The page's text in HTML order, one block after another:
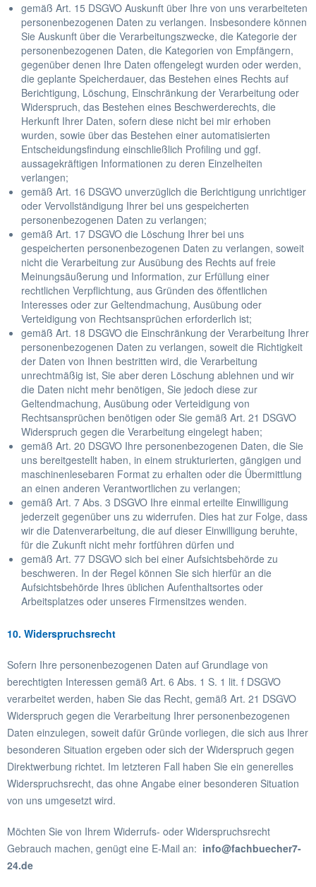
gemäß Art. 15 DSGVO Auskunft über Ihre von uns verarbeiteten
personenbezogenen Daten zu verlangen. Insbesondere können
Sie Auskunft über die Verarbeitungszwecke, die Kategorie der
personenbezogenen Daten, die Kategorien von Empfängern,
gegenüber denen Ihre Daten offengelegt wurden oder werden,
die geplante Speicherdauer, das Bestehen eines Rechts auf
Berichtigung, Löschung, Einschränkung der Verarbeitung oder
Widerspruch, das Bestehen eines Beschwerderechts, die
Herkunft Ihrer Daten, sofern diese nicht bei mir erhoben
wurden, sowie über das Bestehen einer automatisierten
Entscheidungsfindung einschließlich Profiling und ggf.
aussagekräftigen Informationen zu deren Einzelheiten
verlangen;
gemäß Art. 16 DSGVO unverzüglich die Berichtigung unrichtiger
oder Vervollständigung Ihrer bei uns gespeicherten
personenbezogenen Daten zu verlangen;
gemäß Art. 17 DSGVO die Löschung Ihrer bei uns
gespeicherten personenbezogenen Daten zu verlangen, soweit
nicht die Verarbeitung zur Ausübung des Rechts auf freie
Meinungsäußerung und Information, zur Erfüllung einer
rechtlichen Verpflichtung, aus Gründen des öffentlichen
Interesses oder zur Geltendmachung, Ausübung oder
Verteidigung von Rechtsansprüchen erforderlich ist;
gemäß Art. 18 DSGVO die Einschränkung der Verarbeitung Ihrer
personenbezogenen Daten zu verlangen, soweit die Richtigkeit
der Daten von Ihnen bestritten wird, die Verarbeitung
unrechtmäßig ist, Sie aber deren Löschung ablehnen und wir
die Daten nicht mehr benötigen, Sie jedoch diese zur
Geltendmachung, Ausübung oder Verteidigung von
Rechtsansprüchen benötigen oder Sie gemäß Art. 21 DSGVO
Widerspruch gegen die Verarbeitung eingelegt haben;
gemäß Art. 20 DSGVO Ihre personenbezogenen Daten, die Sie
uns bereitgestellt haben, in einem strukturierten, gängigen und
maschinenlesebaren Format zu erhalten oder die Übermittlung
an einen anderen Verantwortlichen zu verlangen;
gemäß Art. 7 Abs. 3 DSGVO Ihre einmal erteilte Einwilligung
jederzeit gegenüber uns zu widerrufen. Dies hat zur Folge, dass
wir die Datenverarbeitung, die auf dieser Einwilligung beruhte,
für die Zukunft nicht mehr fortführen dürfen und
gemäß Art. 77 DSGVO sich bei einer Aufsichtsbehörde zu
beschweren. In der Regel können Sie sich hierfür an die
Aufsichtsbehörde Ihres üblichen Aufenthaltsortes oder
Arbeitsplatzes oder unseres Firmensitzes wenden.
10. Widerspruchsrecht
Sofern Ihre personenbezogenen Daten auf Grundlage von
berechtigten Interessen gemäß Art. 6 Abs. 1 S. 1 lit. f DSGVO
verarbeitet werden, haben Sie das Recht, gemäß Art. 21 DSGVO
Widerspruch gegen die Verarbeitung Ihrer personenbezogenen
Daten einzulegen, soweit dafür Gründe vorliegen, die sich aus Ihrer
besonderen Situation ergeben oder sich der Widerspruch gegen
Direktwerbung richtet. Im letzteren Fall haben Sie ein generelles
Widerspruchsrecht, das ohne Angabe einer besonderen Situation
von uns umgesetzt wird.
Möchten Sie von Ihrem Widerrufs- oder Widerspruchsrecht
Gebrauch machen, genügt eine E-Mail an: info@fachbuecher7-
24.de